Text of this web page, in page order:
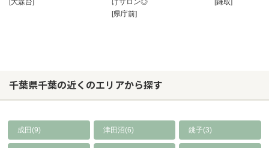
[大森台]
げサロン◎
[県庁前]
[鎌取]
千葉県千葉の近くのエリアから探す
成田(9) 津田沼(6) 銚子(3)